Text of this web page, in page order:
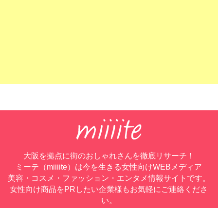
大阪を拠点に街のおしゃれさんを徹底リサーチ！
ミーテ（miiiite）は今を生きる女性向けWEBメディア
美容・コスメ・ファッション・エンタメ情報サイトです。
女性向け商品をPRしたい企業様もお気軽にご連絡くださ
い。